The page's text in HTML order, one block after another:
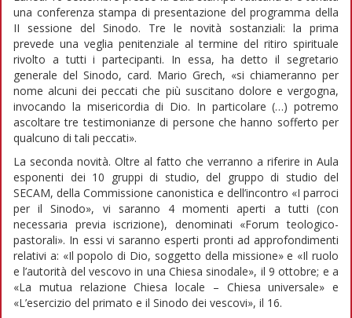
una conferenza stampa di presentazione del programma della
II sessione del Sinodo. Tre le novità sostanziali: la prima
prevede una veglia penitenziale al termine del ritiro spirituale
rivolto a tutti i partecipanti. In essa, ha detto il segretario
generale del Sinodo, card. Mario Grech, «si chiameranno per
nome alcuni dei peccati che più suscitano dolore e vergogna,
invocando la misericordia di Dio. In particolare (…) potremo
ascoltare tre testimonianze di persone che hanno sofferto per
qualcuno di tali peccati».
La seconda novità. Oltre al fatto che verranno a riferire in Aula
esponenti dei 10 gruppi di studio, del gruppo di studio del
SECAM, della Commissione canonistica e dell’incontro «I parroci
per il Sinodo», vi saranno 4 momenti aperti a tutti (con
necessaria previa iscrizione), denominati «Forum teologico-
pastorali». In essi vi saranno esperti pronti ad approfondimenti
relativi a: «Il popolo di Dio, soggetto della missione» e «Il ruolo
e l’autorità del vescovo in una Chiesa sinodale», il 9 ottobre; e a
«La mutua relazione Chiesa locale – Chiesa universale» e
«L’esercizio del primato e il Sinodo dei vescovi», il 16.